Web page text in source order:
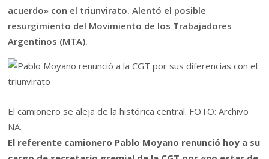
acuerdo» con el triunvirato. Alentó el posible
resurgimiento del Movimiento de los Trabajadores
Argentinos (MTA).
El camionero se aleja de la histórica central. FOTO: Archivo
NA.
El referente camionero Pablo Moyano renunció hoy a su